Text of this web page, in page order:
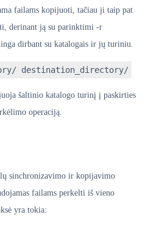
failams kopijuoti, tačiau ji taip pat
derinant ją su parinktimi -r
dirbant su katalogais ir jų turiniu.
destination_directory/
šaltinio katalogo turinį į paskirties
operaciją.
sinchronizavimo ir kopijavimo
failams perkelti iš vieno
yra tokia: